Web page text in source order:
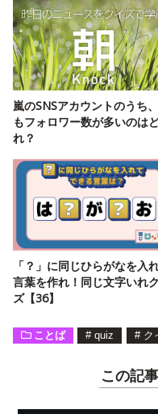
嵐のSNSアカウントのうち
もフォロワー数が多いのは
れ？
「？」に同じひらがなを入
言葉を作れ！同じ文字いれ
ズ【36】
ことば # quiz # ク
この記